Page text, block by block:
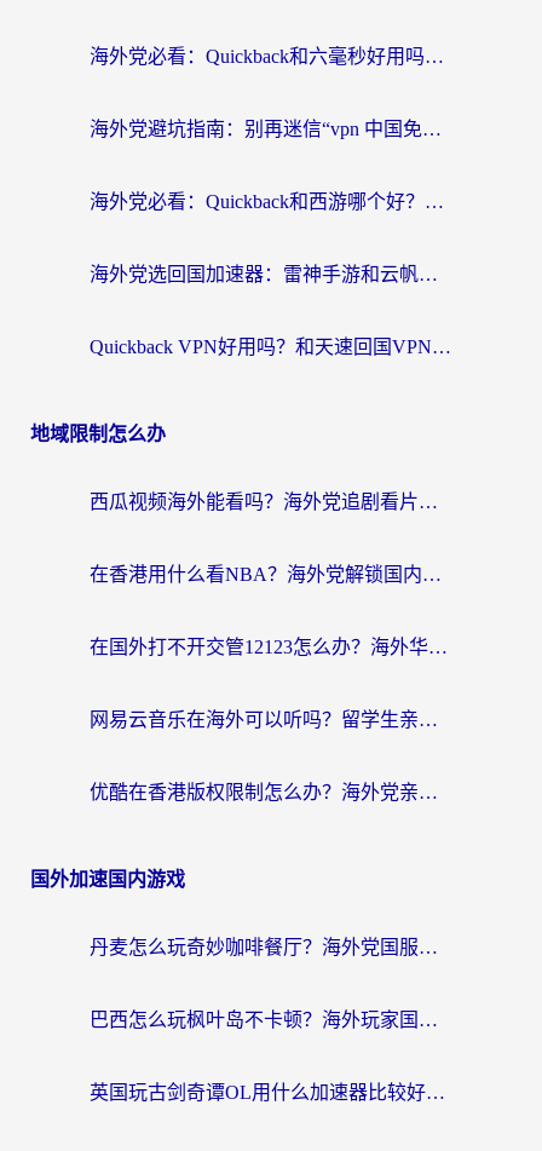
海外党必看：Quickback和六毫秒好用吗？3步选对回国加速器，无缝刷国内剧玩游戏
海外党避坑指南：别再迷信“vpn 中国免费”，选对回国加速器才能无缝刷国内资源
海外党必看：Quickback和西游哪个好？3个维度教你选对回国加速器
海外党选回国加速器：雷神手游和云帆哪个好？附3组对比+避坑指南
Quickback VPN好用吗？和天速回国VPN对比哪个回国效果更好？海外党必看的真实体验指南
地域限制怎么办
西瓜视频海外能看吗？海外党追剧看片的终极解决方案来了
在香港用什么看NBA？海外党解锁国内体育直播的终极攻略
在国外打不开交管12123怎么办？海外华人必看的回国加速全攻略
网易云音乐在海外可以听吗？留学生亲测有效的回国加速方案
优酷在香港版权限制怎么办？海外党亲测有效的追剧加速方案
国外加速国内游戏
丹麦怎么玩奇妙咖啡餐厅？海外党国服游戏加速全攻略（附灌篮高手元气骑士实测）
巴西怎么玩枫叶岛不卡顿？海外玩家国服游戏加速器终极指南（含战双野兽领主提速秘籍）
英国玩古剑奇谭OL用什么加速器比较好？留学生亲测有效的国服游戏加速指南